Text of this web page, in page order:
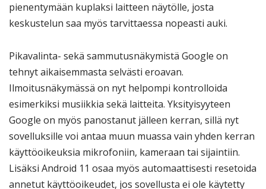
pienentymään kuplaksi laitteen näytölle, josta
keskustelun saa myös tarvittaessa nopeasti auki.
Pikavalinta- sekä sammutusnäkymistä Google on
tehnyt aikaisemmasta selvästi eroavan.
Ilmoitusnäkymässä on nyt helpompi kontrolloida
esimerkiksi musiikkia sekä laitteita. Yksityisyyteen
Google on myös panostanut jälleen kerran, sillä nyt
sovelluksille voi antaa muun muassa vain yhden kerran
käyttöoikeuksia mikrofoniin, kameraan tai sijaintiin.
Lisäksi Android 11 osaa myös automaattisesti resetoida
annetut käyttöoikeudet, jos sovellusta ei ole käytetty